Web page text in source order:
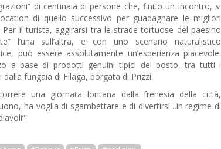
di centinaia di persone che, finito un incontro, si
di quello successivo per guadagnare le migliori
il turista, aggirarsi tra le strade tortuose del paesino
l’una sull’altra, e con uno scenario naturalistico
può essere assolutamente un’esperienza piacevole.
a base di prodotti genuini tipici del posto, tra tutti i
fungaia di Filaga, borgata di Prizzi.
una giornata lontana dalla frenesia della città,
ha voglia di sgambettare e di divertirsi…in regime di